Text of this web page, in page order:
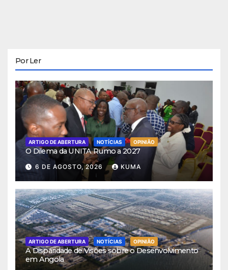
Por Ler
ARTIGO DE ABERTURA NOTÍCIAS OPINIÃO
O Dilema da UNITA Rumo a 2027
6 DE AGOSTO, 2026 KUMA
ARTIGO DE ABERTURA NOTÍCIAS OPINIÃO
A Disparidade de Visões sobre o Desenvolvimento
em Angola